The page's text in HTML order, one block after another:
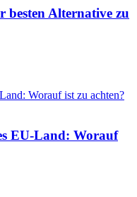
besten Alternative zu
EU-Land: Worauf